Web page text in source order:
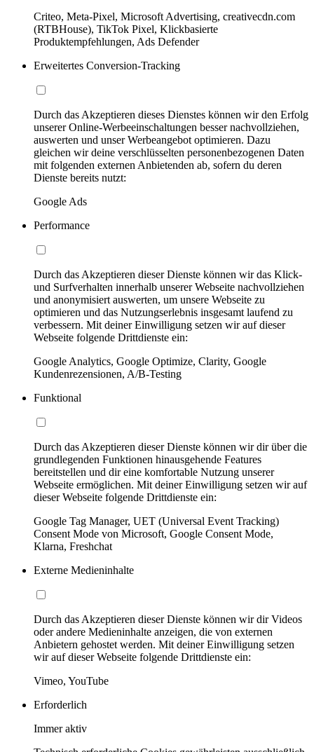
Criteo, Meta-Pixel, Microsoft Advertising, creativecdn.com
(RTBHouse), TikTok Pixel, Klickbasierte
Produktempfehlungen, Ads Defender
Erweitertes Conversion-Tracking
Durch das Akzeptieren dieses Dienstes können wir den Erfolg
unserer Online-Werbeeinschaltungen besser nachvollziehen,
auswerten und unser Werbeangebot optimieren. Dazu
gleichen wir deine verschlüsselten personenbezogenen Daten
mit folgenden externen Anbietenden ab, sofern du deren
Dienste bereits nutzt:
Google Ads
Performance
Durch das Akzeptieren dieser Dienste können wir das Klick-
und Surfverhalten innerhalb unserer Webseite nachvollziehen
und anonymisiert auswerten, um unsere Webseite zu
optimieren und das Nutzungserlebnis insgesamt laufend zu
verbessern. Mit deiner Einwilligung setzen wir auf dieser
Webseite folgende Drittdienste ein:
Google Analytics, Google Optimize, Clarity, Google
Kundenrezensionen, A/B-Testing
Funktional
Durch das Akzeptieren dieser Dienste können wir dir über die
grundlegenden Funktionen hinausgehende Features
bereitstellen und dir eine komfortable Nutzung unserer
Webseite ermöglichen. Mit deiner Einwilligung setzen wir auf
dieser Webseite folgende Drittdienste ein:
Google Tag Manager, UET (Universal Event Tracking)
Consent Mode von Microsoft, Google Consent Mode,
Klarna, Freshchat
Externe Medieninhalte
Durch das Akzeptieren dieser Dienste können wir dir Videos
oder andere Medieninhalte anzeigen, die von externen
Anbietern gehostet werden. Mit deiner Einwilligung setzen
wir auf dieser Webseite folgende Drittdienste ein:
Vimeo, YouTube
Erforderlich
Immer aktiv